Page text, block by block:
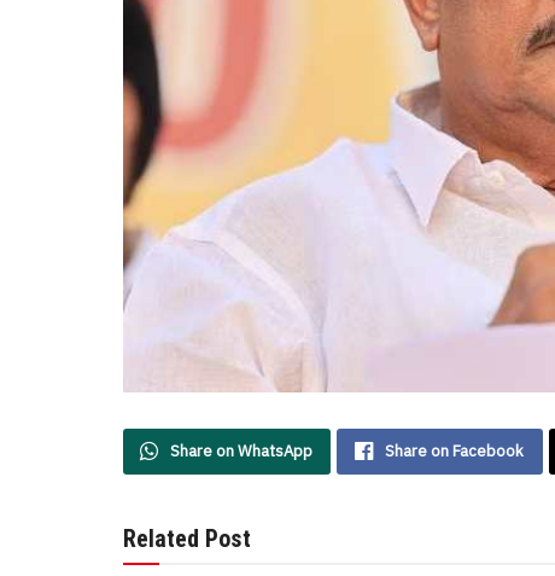
Share on WhatsApp Share on Facebook
Related Post